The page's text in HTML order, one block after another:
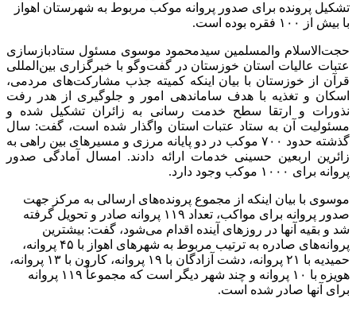
تشکیل پرونده برای صدور پروانه موکب مربوط به شهرستان اهواز
با بیش از ۱۰۰ فقره بوده است.
حجت‌الاسلام والمسلمین سیدمحمود موسوی مسئول ستادبازسازی
عتبات عالیات استان خوزستان در گفت‌وگو با خبرگزاری بین‌المللی
قرآن از خوزستان با بیان اینکه کمیته جذب مشارکت‌های مردمی،
اسکان و تغذیه با هدف ساماندهی امور و جلوگیری از هدر رفت
نذورات و ارتقا سطح خدمت رسانی به زائران تشکیل شده و
مسئولیت آن به ستاد عتبات استان واگذار شده است، گفت: سال
گذشته حدود ۷۰۰ موکب در دو پایانه مرزی و مسیرهای بین راهی به
زائرین اربعین حسینی خدمات ارائه دادند. امسال آمادگی صدور
پروانه برای ۱۰۰۰ موکب وجود دارد.
موسوی با بیان اینکه از مجموع پرونده‌های ارسالی به مرکز جهت
صدور پروانه برای مواکب، تعداد ۱۱۹ پروانه صادر و تحویل گرفته
شد و بقیه آنها در روزهای آینده اقدام می‌شود، گفت: بیشترین
پروانه‌های صادره به ترتیب مربوط به شهرهای اهواز با ۴۵ پروانه،
حمیدیه با ۲۱ پروانه، دشت آزادگان با ۱۹ پروانه، کارون با ۱۳ پروانه،
هویزه با ۱۰ پروانه و چند شهر دیگر است که مجموعاٌ ۱۱۹ پروانه
برای آنها صادر شده است.